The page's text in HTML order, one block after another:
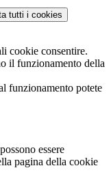
tutti i cookies
cookie consentire.
il funzionamento della
funzionamento potete
essere
pagina della cookie